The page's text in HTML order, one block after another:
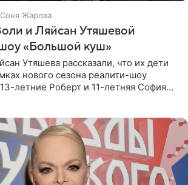
Соня Жарова
и Ляйсан Утяшевой
«Большой куш»
Утяшева рассказали, что их дети
нового сезона реалити-шоу
летние Роберт и 11-летняя София